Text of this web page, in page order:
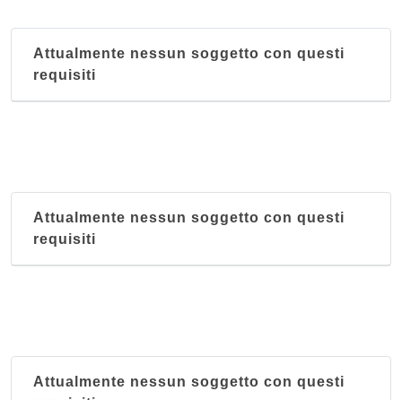
Attualmente nessun soggetto con questi
requisiti
Attualmente nessun soggetto con questi
requisiti
Attualmente nessun soggetto con questi